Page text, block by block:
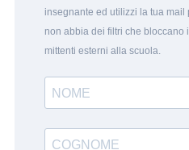
insegnante ed utilizzi la tua
non abbia dei filtri che bloccano
mittenti esterni alla scuola.